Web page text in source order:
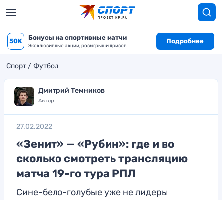
50K Бонусы на спортивные матчи
Эксклюзивные акции, розыгрыши призов
Подробнее
Спорт Футбол
Дмитрий Темников
Автор
27.02.2022
«Зенит» — «Рубин»: где и во
сколько смотреть трансляцию
матча 19-го тура РПЛ
Сине-бело-голубые уже не лидеры